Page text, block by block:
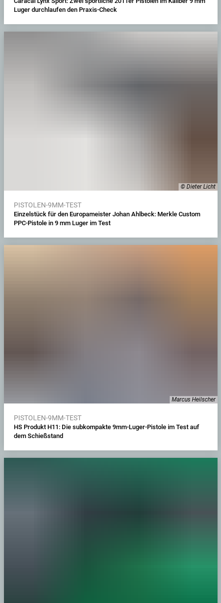
Luger durchlaufen den Praxis-Check
© Dieter Licht
PISTOLEN-9MM-TEST
Einzelstück für den Europameister Johan Ahlbeck: Merkle Custom
PPC-Pistole in 9 mm Luger im Test
Marcus Heilscher
PISTOLEN-9MM-TEST
HS Produkt H11: Die subkompakte 9mm-Luger-Pistole im Test auf
dem Schießstand